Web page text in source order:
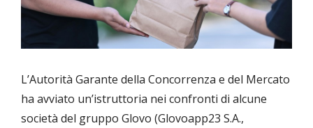
L’Autorità Garante della Concorrenza e del Mercato
ha avviato un’istruttoria nei confronti di alcune
società del gruppo Glovo (Glovoapp23 S.A.,